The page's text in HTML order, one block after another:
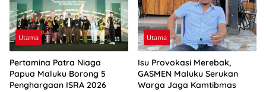
Utama
Pertamina Patra Niaga
Papua Maluku Borong 5
Penghargaan ISRA 2026
Utama
Isu Provokasi Merebak,
GASMEN Maluku Serukan
Warga Jaga Kamtibmas